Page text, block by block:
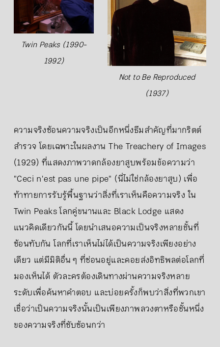
Twin Peaks (1990-
1992)
Not to Be Reproduced
(1937)
ความจริงซ้อนความจริงเป็นอีกหนึ่งธีมสำคัญที่มากริตต์
สำรวจ โดยเฉพาะในผลงาน The Treachery of Images
(1929) ที่แสดงภาพวาดกล้องยาสูบพร้อมข้อความว่า
"Ceci n'est pas une pipe" (นี่ไม่ใช่กล้องยาสูบ) เพื่อ
ท้าทายการรับรู้พื้นฐานว่าสิ่งที่เราเห็นคือความจริง ใน
Twin Peaks โลกคู่ขนานและ Black Lodge แสดง
แนวคิดเดียวกันนี้ โดยนำเสนอความเป็นจริงหลายชั้นที่
ซ้อนทับกัน โลกที่เราเห็นไม่ได้เป็นความจริงเพียงอย่าง
เดียว แต่มีมิติอื่น ๆ ที่ซ่อนอยู่และคอยส่งอิทธิพลต่อโลกที่
มองเห็นได้ ตัวละครต้องเดินทางผ่านความจริงหลาย
ระดับเพื่อค้นหาคำตอบ และบ่อยครั้งก็พบว่าสิ่งที่พวกเขา
เชื่อว่าเป็นความจริงนั้นเป็นเพียงภาพลวงตาหรือชั้นหนึ่ง
ของความจริงที่ซับซ้อนกว่า